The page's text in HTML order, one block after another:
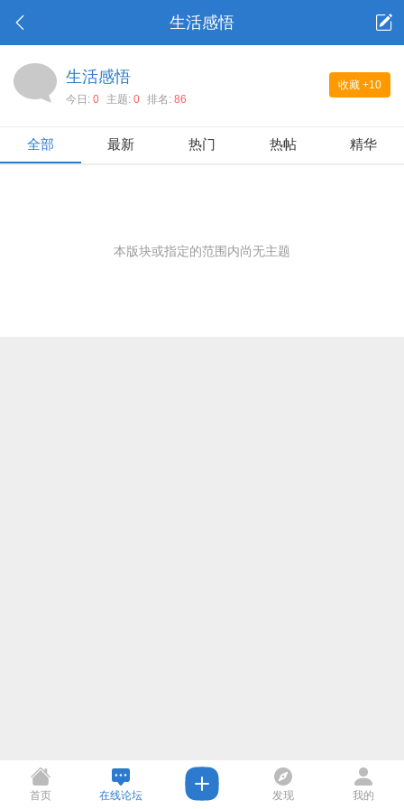
生活感悟
收藏 +10
生活感悟
今日: 0 主题: 0 排名: 86
全部 最新 热门 热帖 精华
本版块或指定的范围内尚无主题
首页 在线论坛 发现 我的